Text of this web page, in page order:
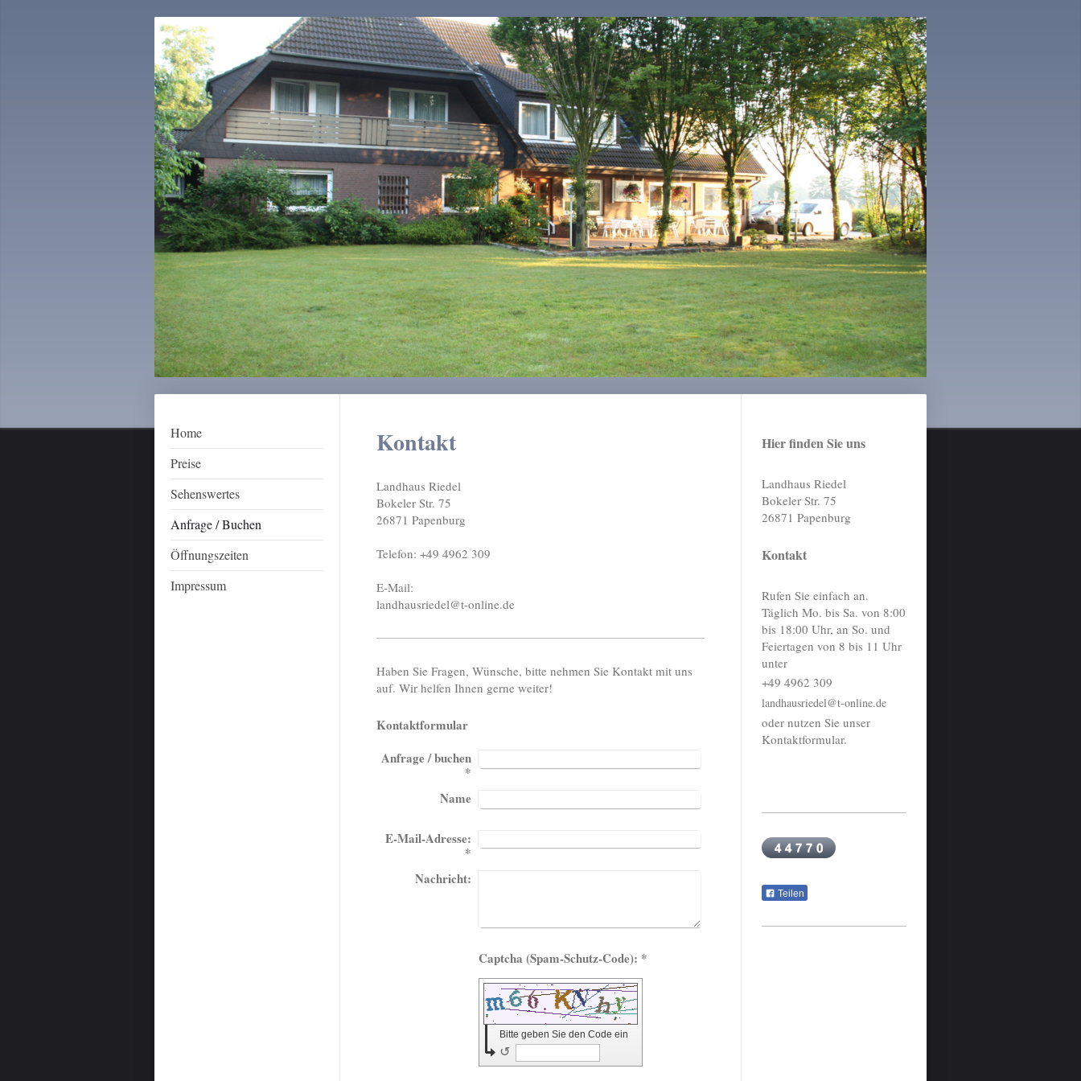
Home
Preise
Sehenswertes
Anfrage / Buchen
Öffnungszeiten
Impressum
Kontakt
Landhaus Riedel
Bokeler Str. 75
26871 Papenburg
Telefon:+49 4962 309
E-Mail:
landhausriedel@t-online.de
Haben Sie Fragen, Wünsche, bitte nehmen Sie Kontakt mit uns
auf. Wir helfen Ihnen gerne weiter!
Kontaktformular
Anfrage / buchen
*
Name
E-Mail-Adresse:
*
Nachricht:
Captcha (Spam-Schutz-Code): *
Bitte geben Sie den Code ein
↺
Hier finden Sie uns
Landhaus Riedel
Bokeler Str. 75
26871 Papenburg
Kontakt
Rufen Sie einfach an.
Täglich Mo. bis Sa. von 8:00
bis 18:00 Uhr, an So. und
Feiertagen von 8 bis 11 Uhr
unter
+49 4962 309
landhausriedel@t-online.de
oder nutzen Sie unser
Kontaktformular.
Teilen